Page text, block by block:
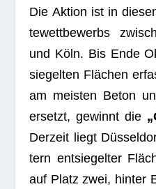
Die Aktion ist in
te­wett­be­werbs
und Köln. Bis Ende
sie­gel­ten Flä­chen
am meis­ten Beton
ersetzt, gewinnt die
Der­zeit liegt
tern ent­sie­gel­ter
auf Platz zwei, hin­ter